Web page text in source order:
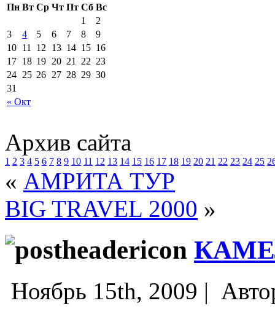
Пн Вт Ср Чт Пт Сб Вс
« Окт
1
2
3
4 5 6 7 8
9
10 11 12 13 14 15 16
17 18 19 20 21 22 23
24 25 26 27 28 29 30
31
Архив сайта
1 2 3 4 5 6 7 8 9 10 11 12 13 14 15 16 17 18 19 20 21 22 23 24 25
« АМРИТА ТУР
BIG TRAVEL 2000 »
Ноябрь 15th, 2009 |